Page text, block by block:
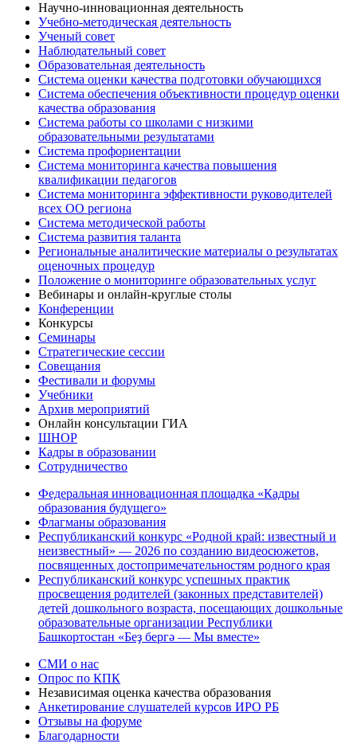
Научно-инновационная деятельность
Учебно-методическая деятельность
Ученый совет
Наблюдательный совет
Образовательная деятельность
Система оценки качества подготовки обучающихся
Система обеспечения объективности процедур оценки
качества образования
Система работы со школами с низкими
образовательными результатами
Система профориентации
Система мониторинга качества повышения
квалификации педагогов
Система мониторинга эффективности руководителей
всех ОО региона
Система методической работы
Система развития таланта
Региональные аналитические материалы о результатах
оценочных процедур
Положение о мониторинге образовательных услуг
Вебинары и онлайн-круглые столы
Конференции
Конкурсы
Семинары
Стратегические сессии
Совещания
Фестивали и форумы
Учебники
Архив мероприятий
Онлайн консультации ГИА
ШНОР
Кадры в образовании
Сотрудничество
Федеральная инновационная площадка «Кадры
образования будущего»
Флагманы образования
Республиканский конкурс «Родной край: известный и
неизвестный» — 2026 по созданию видеосюжетов,
посвященных достопримечательностям родного края
Республиканский конкурс успешных практик
просвещения родителей (законных представителей)
детей дошкольного возраста, посещающих дошкольные
образовательные организации Республики
Башкортостан «Беҙ бергә — Мы вместе»
СМИ о нас
Опрос по КПК
Независимая оценка качества образования
Анкетирование слушателей курсов ИРО РБ
Отзывы на форуме
Благодарности